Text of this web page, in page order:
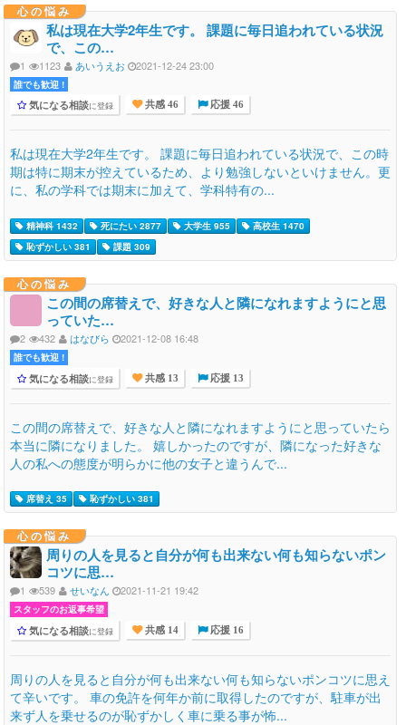
心の悩み
私は現在大学2年生です。 課題に毎日追われている状況
で、この…
1 1123 あいうえお 2021-12-24 23:00
誰でも歓迎 !
気になる相談に登録 共感 46 応援 46
私は現在大学2年生です。 課題に毎日追われている状況で、この時
期は特に期末が控えているため、より勉強しないといけません。更
に、私の学科では期末に加えて、学科特有の...
精神科 1432 死にたい 2877 大学生 955
高校生 1470
恥ずかしい 381
課題 309
心の悩み
この間の席替えで、好きな人と隣になれますようにと思
っていた…
2 432 はなびら 2021-12-08 16:48
誰でも歓迎 !
気になる相談に登録 共感 13 応援 13
この間の席替えで、好きな人と隣になれますようにと思っていたら
本当に隣になりました。 嬉しかったのですが、隣になった好きな
人の私への態度が明らかに他の女子と違うんで...
席替え 35 恥ずかしい 381
心の悩み
周りの人を見ると自分が何も出来ない何も知らないポン
コツに思…
1 539 せいなん 2021-11-21 19:42
スタッフのお返事希望
気になる相談に登録 共感 14 応援 16
周りの人を見ると自分が何も出来ない何も知らないポンコツに思え
て辛いです。 車の免許を何年か前に取得したのですが、駐車が出
来ず人を乗せるのが恥ずかしく車に乗る事が怖...